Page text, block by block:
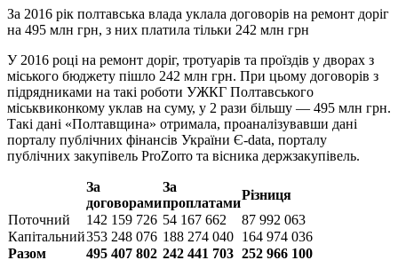
За 2016 рік полтавська влада уклала договорів на ремонт доріг
на 495 млн грн, з них платила тільки 242 млн грн
У 2016 році на ремонт доріг, тротуарів та проїздів у дворах з
міського бюджету пішло 242 млн грн. При цьому договорів з
підрядниками на такі роботи УЖКГ Полтавського
міськвиконкому уклав на суму, у 2 рази більшу — 495 млн грн.
Такі дані «Полтавщина» отримала, проаналізувавши дані
порталу публічних фінансів України Є-data, порталу
публічних закупівель ProZorro та вісника держзакупівель.
За
договорами
За
проплатами
Різниця
Поточний
142 159 726 54 167 662
87 992 063
Капітальний353 248 076 188 274 040 164 974 036
Разом
495 407 802 242 441 703 252 966 100